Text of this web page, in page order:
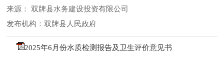
来源： 双牌县水务建设投资有限公司
发布机构： 双牌县人民政府
2025年6月份水质检测报告及卫生评价意见书